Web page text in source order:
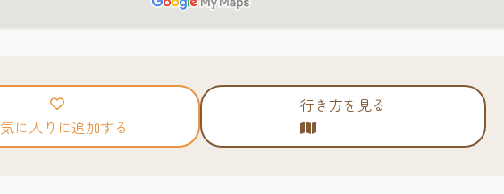
に入りに追加する
行き方を見る